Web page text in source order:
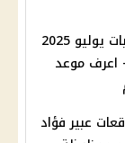
«هتقبض كام وإمتى؟».. مرتبات يوليو 2025
اعرف موعد
عبير فؤاد